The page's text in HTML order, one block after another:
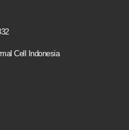
Cell Indonesia